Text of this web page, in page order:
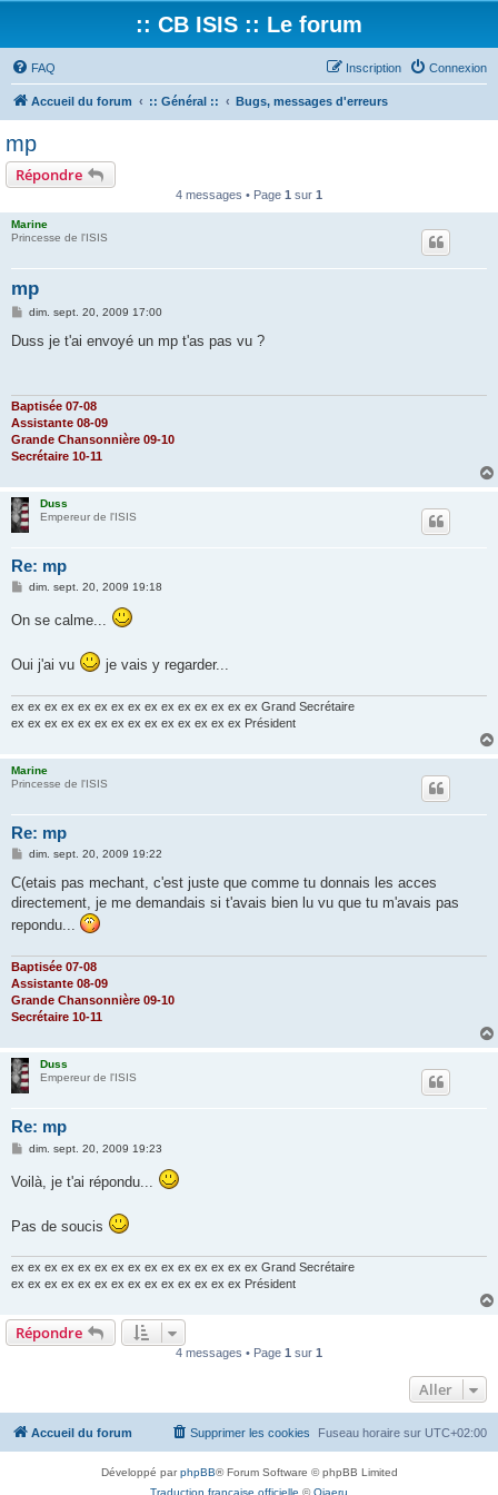
:: CB ISIS :: Le forum
FAQ Connexion
Inscription
Accueil du forum :: Général :: Bugs, messages d'erreurs
mp
Répondre
4 messages • Page 1 sur 1
Marine
Princesse de l'ISIS
mp
M
s
dim. sept. 20, 2009 17:00
Duss je t'ai envoyé un mp t'as pas vu ?
Baptisée 07-08
Assistante 08-09
Grande Chansonnière 09-10
Secrétaire 10-11
Duss
Empereur de l'ISIS
Re: mp
M
s
e
dim. sept. 20, 2009 19:18
On se calme...
Oui j'ai vu je vais y regarder...
ex ex ex ex ex ex ex ex ex ex ex ex ex ex ex Grand Secrétaire
ex ex ex ex ex ex ex ex ex ex ex ex ex ex Président
Marine
Princesse de l'ISIS
Re: mp
M
s
s
a
g
e
dim. sept. 20, 2009 19:22
C(etais pas mechant, c'est juste que comme tu donnais les acces
directement, je me demandais si t'avais bien lu vu que tu m'avais pas
repondu...
Baptisée 07-08
Assistante 08-09
Grande Chansonnière 09-10
Secrétaire 10-11
Duss
Empereur de l'ISIS
Re: mp
M
s
s
e
dim. sept. 20, 2009 19:23
Voilà, je t'ai répondu...
Pas de soucis
ex ex ex ex ex ex ex ex ex ex ex ex ex ex ex Grand Secrétaire
ex ex ex ex ex ex ex ex ex ex ex ex ex ex Président
Répondre
4 messages • Page 1 sur 1
Aller
Accueil du forum Fuseau horaire sur UTC+02:00
Supprimer les cookies
Développé parphpBB® Forum Software © phpBB Limited